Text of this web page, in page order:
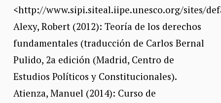
<http://www.sipi.siteal.iipe.unesco.org/sites/
Alexy, Robert (2012): Teoría de los derechos
fundamentales (traducción de Carlos Bernal
Pulido, 2a edición (Madrid, Centro de
Estudios Políticos y Constitucionales).
Atienza, Manuel (2014): Curso de